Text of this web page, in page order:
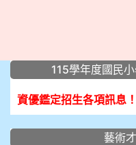
::: 115學年度國民
資優鑑定招生各項訊息！
藝術